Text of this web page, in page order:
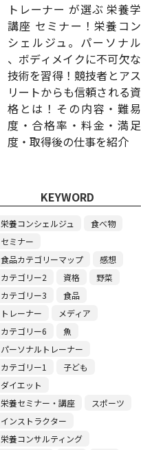
トレーナー が選ぶ 栄養学
講座 セミナー！栄養コン
シェルジュ。パーソナル
、ボディメイクに不可欠な
技術を習得！競技者とアス
リートからも信頼される資
格とは！その内容・難易
度・合格率・料金・満足
度・取得後の仕事を紹介
KEYWORD
栄養コンシェルジュ
食べ物
セミナー
食品カテゴリーマップ
感想
カテゴリー2
資格
野菜
カテゴリー3
食品
トレーナー
メディア
カテゴリー6
魚
パーソナルトレーナー
カテゴリー1
子ども
ダイエット
栄養セミナー・講座
スポーツ
インストラクター
栄養コンサルティング